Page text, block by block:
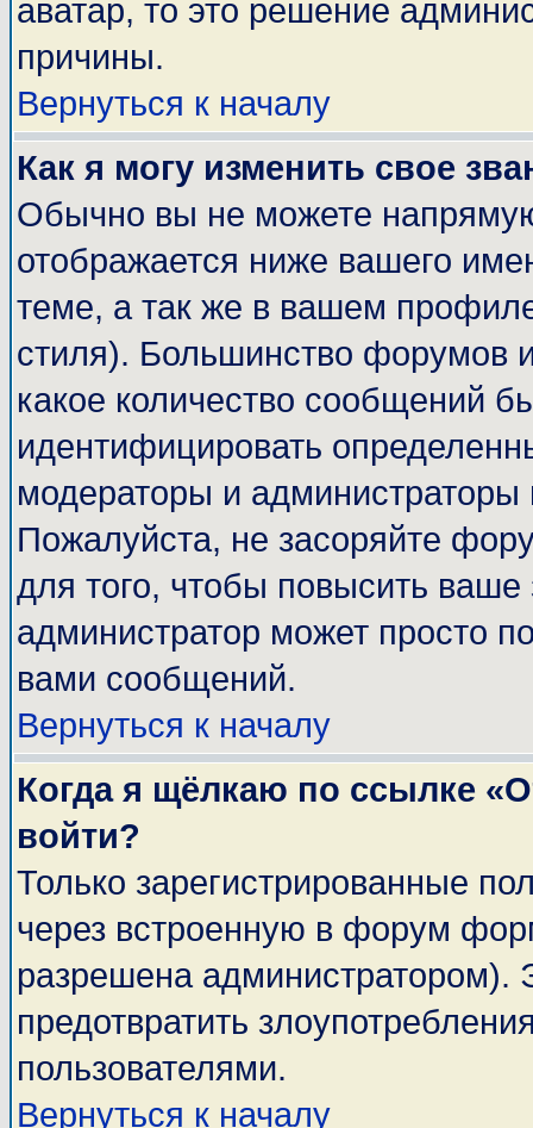
аватар, то это решение
причины.
Вернуться к началу
Как я могу изменить свое
Обычно вы не можете
отображается ниже вашего
теме, а так же в вашем
стиля). Большинство форумов
какое количество сообщений
идентифицировать
модераторы и администраторы
Пожалуйста, не засоряйте
для того, чтобы повысить
администратор может просто
вами сообщений.
Вернуться к началу
Когда я щёлкаю по ссылке
войти?
Только зарегистрированные
через встроенную в форум
разрешена администратором).
предотвратить
пользователями.
Вернуться к началу